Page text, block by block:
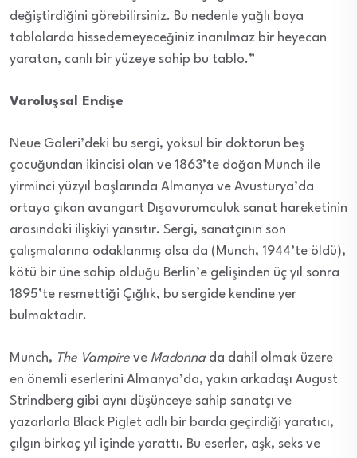
değiştirdiğini görebilirsiniz. Bu nedenle yağlı boya
tablolarda hissedemeyeceğiniz inanılmaz bir heyecan
yaratan, canlı bir yüzeye sahip bu tablo.”
Varoluşsal Endişe
Neue Galeri’deki bu sergi, yoksul bir doktorun beş
çocuğundan ikincisi olan ve 1863’te doğan Munch ile
yirminci yüzyıl başlarında Almanya ve Avusturya’da
ortaya çıkan avangart Dışavurumculuk sanat hareketinin
arasındaki ilişkiyi yansıtır. Sergi, sanatçının son
çalışmalarına odaklanmış olsa da (Munch, 1944’te öldü),
kötü bir üne sahip olduğu Berlin’e gelişinden üç yıl sonra
1895’te resmettiği Çığlık, bu sergide kendine yer
bulmaktadır.
Munch, The Vampire ve Madonna da dahil olmak üzere
en önemli eserlerini Almanya’da, yakın arkadaşı August
Strindberg gibi aynı düşünceye sahip sanatçı ve
yazarlarla Black Piglet adlı bir barda geçirdiği yaratıcı,
çılgın birkaç yıl içinde yarattı. Bu eserler, aşk, seks ve